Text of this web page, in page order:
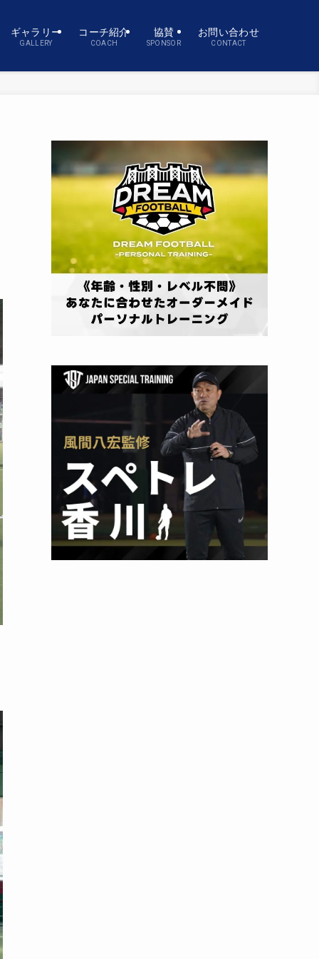
ギャラリー
GALLERY
コーチ紹介
COACH
協賛
SPONSOR
お問い合わせ
CONTACT